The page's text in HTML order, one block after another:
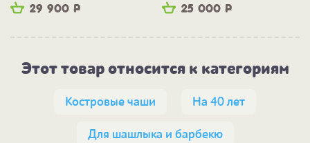
29 900 Р 25 000 Р
Этот товар относится к категориям
Костровые чаши На 40 лет
Для шашлыка и барбекю